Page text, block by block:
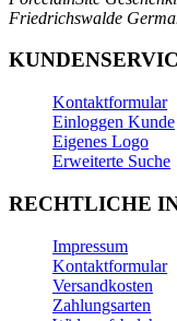
Friedrichswalde
Kontaktformular
Einloggen Kunde
Eigenes Logo
Erweiterte Suche
RECHTLICHE
Impressum
Kontaktformular
Versandkosten
Zahlungsarten